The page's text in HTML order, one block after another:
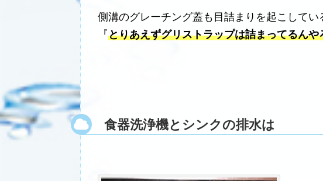
側溝のグレーチング蓋も目詰まりを起こして
『とりあえずグリストラップは詰まってるんや
食器洗浄機とシンクの排水は